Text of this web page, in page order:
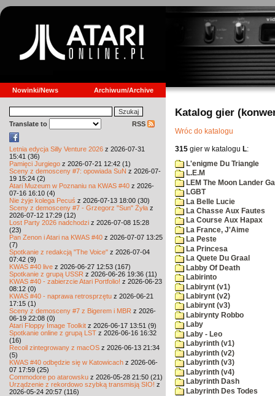
Nowinki/News Archiwum/Archive
Translate to RSS
Letnia edycja Silly Venture 2026 z 2026-07-31
15:41 (36)
Pamięci Jurgiego z 2026-07-21 12:42 (1)
Sceny z demosceny #7: opowiada SuN z 2026-07-
19 15:24 (2)
Atari Muzeum w Poznaniu na KWAS #40 z 2026-
07-16 16:10 (4)
Nie żyje kolega Pecuś z 2026-07-13 18:00 (30)
Sceny z demosceny #7 - Grzegorz "Sun" Żyła z
2026-07-12 17:29 (12)
Lost Party 2026 nadchodzi z 2026-07-08 15:28
(23)
Pan Zenon i Atari na KWAS #40 z 2026-07-07 13:25
(7)
Spotkanie z redakcją "The Voice" z 2026-07-04
07:42 (9)
KWAS #40 live z 2026-06-27 12:53 (167)
Spotkanie z grupą USSR z 2026-06-26 19:36 (11)
KWAS #40 - zabierzcie Atari Portfolio! z 2026-06-23
08:12 (0)
KWAS #40 - naprawa retrosprzętu z 2026-06-21
17:15 (1)
Sceny z demosceny #7 z Bigerem i MBR z 2026-
06-19 22:08 (0)
Atari Floppy Image Toolkit z 2026-06-17 13:51 (9)
Spotkanie online z grupą LST z 2026-06-16 16:32
(16)
Recoil zintegrowany z macOS z 2026-06-13 21:34
(5)
KWAS #40 odbędzie się w Katowicach z 2026-06-
07 17:59 (25)
Commodore po atarowsku z 2026-05-28 21:50 (21)
Urządzenie z rekordowo szybką transmisją SIO! z
2026-05-24 20:57 (116)
Katalog gier
Wróc do katalogu
315 gier w katalogu L:
L'enigme Du Triangle
L.E.M
LEM The Moon Lander
LGBT
La Belle Lucie
La Chasse Aux Fautes
La Course Aux Hapax
La France, J'Aime
La Peste
La Princesa
La Quete Du Graal
Labby Of Death
Labirinto
Labirynt (v1)
Labirynt (v2)
Labirynt (v3)
Labirynty Robbo
Laby
Laby - Leo
Labyrinth (v1)
Labyrinth (v2)
Labyrinth (v3)
Labyrinth (v4)
Labyrinth Dash
Labyrinth Des Todes